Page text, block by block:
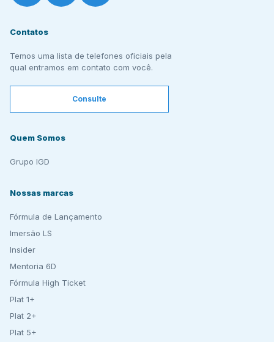
Contatos
Temos uma lista de telefones oficiais pela
qual entramos em contato com você.
Consulte
Quem Somos
Grupo IGD
Nossas marcas
Fórmula de Lançamento
Imersão LS
Insider
Mentoria 6D
Fórmula High Ticket
Plat 1+
Plat 2+
Plat 5+